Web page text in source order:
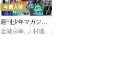
今週入荷
週刊少年マガジン 2026年36・37号[2026年8月5日発売]
金城宗幸, ノ村優介